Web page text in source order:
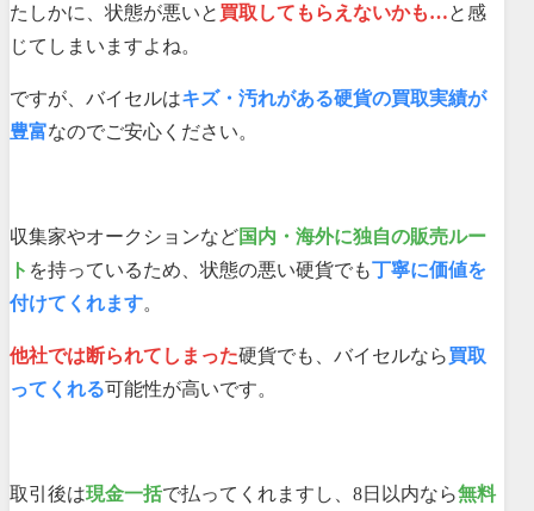
たしかに、状態が悪いと 買取してもらえないかも…と感
じてしまいますよね。
ですが、バイセルはキズ・汚れがある硬貨の買取実績が
豊富なのでご安心ください。
収集家やオークションなど国内・海外に独自の販売ルー
ト を持っているため、状態の悪い硬貨でも丁寧に価値を
付けてくれます。
他社では断られてしまった硬貨でも、バイセルなら買取
ってくれる可能性が高いです。
取引後は現金一括で払ってくれますし、8日以内なら無料